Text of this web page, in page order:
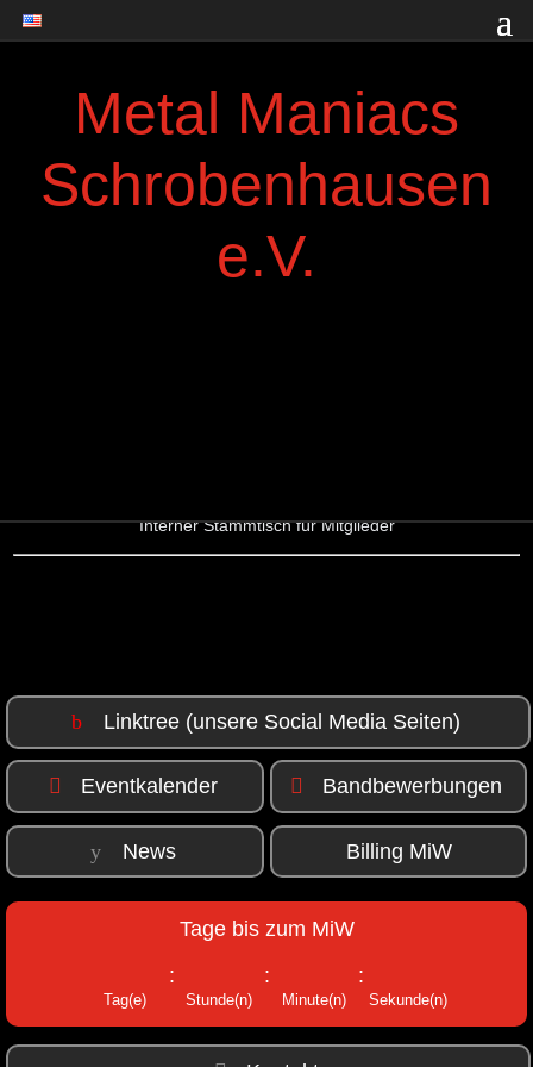
Metal Maniacs
Schrobenhausen
e.V.
Interner Stammtisch für Mitglieder
Linktree (unsere Social Media Seiten)
Eventkalender
News
Bandbewerbungen
Billing MiW
Tage bis zum MiW
Tag(e)
:
Stunde(n)
:
Minute(n)
:
Sekunde(n)